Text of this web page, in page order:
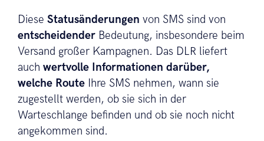
Diese Statusänderungen von SMS sind von
entscheidender Bedeutung, insbesondere beim
Versand großer Kampagnen. Das DLR liefert
auch wertvolle Informationen darüber,
welche Route Ihre SMS nehmen, wann sie
zugestellt werden, ob sie sich in der
Warteschlange befinden und ob sie noch nicht
angekommen sind.